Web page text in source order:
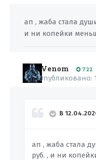
ап , жаба стала
и ни копейки
Venom 722
Опубликовано:
В
ап , жаба стала
руб. , и ни